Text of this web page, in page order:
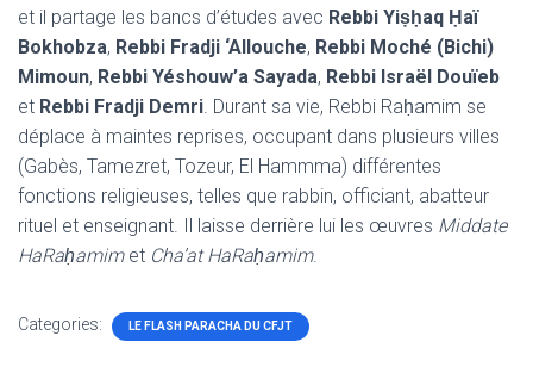
et il partage les bancs d’études avec Rebbi Yiṣḥaq Ḥaï
Bokhobza, Rebbi Fradji ‘Allouche, Rebbi Moché (Bichi)
Mimoun, Rebbi Yéshouw’a Sayada, Rebbi Israël Douïeb
et Rebbi Fradji Demri. Durant sa vie, Rebbi Raḥamim se
déplace à maintes reprises, occupant dans plusieurs villes
(Gabès, Tamezret, Tozeur, El Hammma) différentes
fonctions religieuses, telles que rabbin, officiant, abatteur
rituel et enseignant. Il laisse derrière lui les œuvres Middate
HaRaḥamimet Cha’at HaRaḥamim.
Categories: LE FLASH PARACHA DU CFJT